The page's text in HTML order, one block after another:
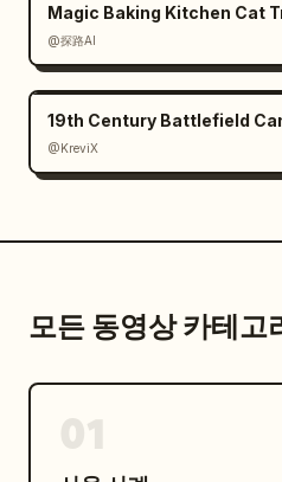
Magic Baking Kitchen Cat
@探路AI
19th Century Battlefield
@KreviX
모든 동영상 카테고